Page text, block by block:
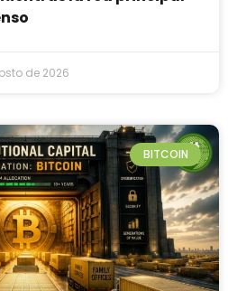
de 2026
BITCOIN